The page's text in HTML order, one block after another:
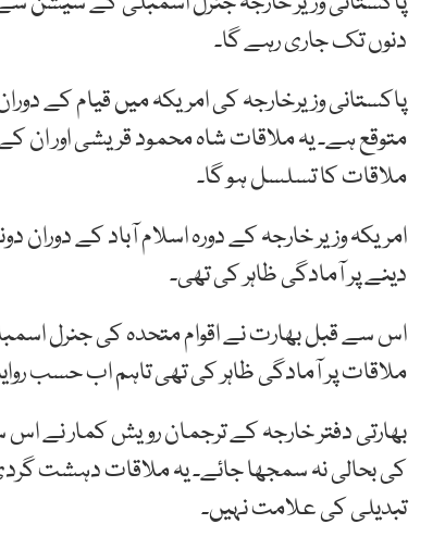
دنوں تک جاری رہے گا۔
پاکستانی وزیرخارجہ کی امریکہ میں قیام کے
متوقع ہے۔ یہ ملاقات شاہ محمود قریشی اور ان
ملاقات کا تسلسل ہو گا۔
امریکہ وزیر خارجہ کے دورہ اسلام آباد کے
دینے پر آمادگی ظاہر کی تھی۔
اس سے قبل بھارت نے اقوام متحدہ کی جنرل
ملاقات پر آمادگی ظاہر کی تھی تاہم اب حسب
بھارتی دفتر خارجہ کے ترجمان رویش کمار نے
کی بحالی نہ سمجھا جائے۔ یہ ملاقات دہشت
تبدیلی کی علامت نہیں۔